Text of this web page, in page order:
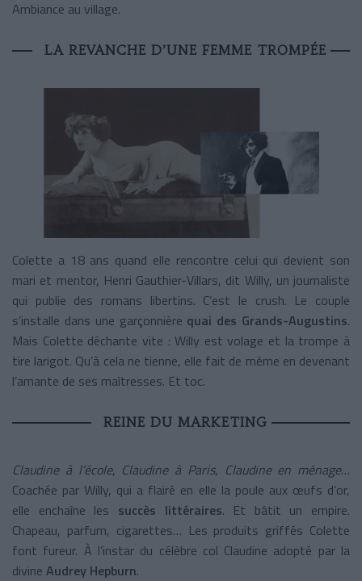
Ambiance au village.
LA REVANCHE D’UNE FEMME TROMPÉE
Colette a 18 ans quand elle rencontre celui qui devient son
mari et mentor, Henri Gauthier-Villars, dit Willy, un journaliste
qui publie des romans libertins. C’est le crush. Le couple
s’installe dans une garçonnière quai des Grands-Augustins.
Mais Colette déchante vite : Willy est volage et la trompe à
tire larigot. Qu’à cela ne tienne, elle fait de même en devenant
l’amante de ses maîtresses. Et toc.
REINE DU MARKETING
Claudine à l’école, Claudine à Paris, Claudine en ménage…
Coachée par Willy, qui a flairé en elle la poule aux œufs d’or,
elle enchaîne les succès littéraires. Et bâtit un empire.
Chapeau, parfum, cigarettes… Les produits griffés Colette
font fureur. À l’instar du célèbre col Claudine adopté par la
divine Audrey Hepburn.